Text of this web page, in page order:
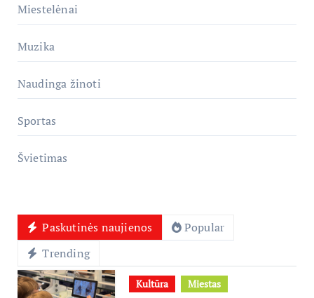
Miestelėnai
Muzika
Naudinga žinoti
Sportas
Švietimas
Paskutinės naujienos
Popular
Trending
Kultūra Miestas